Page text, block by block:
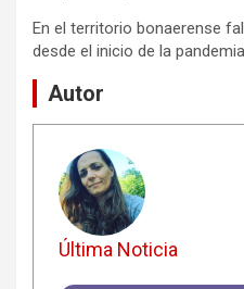
En el territorio bonaerense
desde el inicio de la
Autor
Última Noticia